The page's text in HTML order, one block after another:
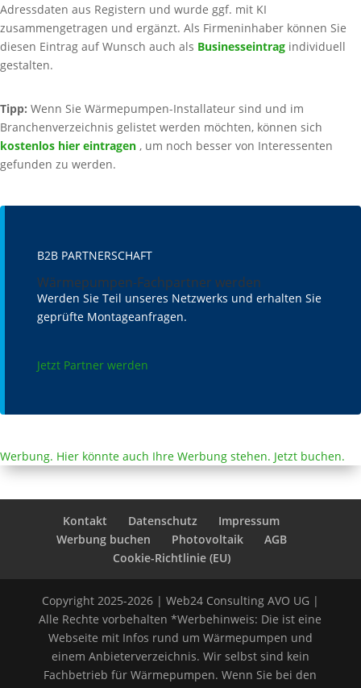
Adressdaten aus Registern und wurde ggf. mit KI
zusammengetragen und ergänzt. Als Firmeninhaber können Sie
diesen Eintrag auf Wunsch auch als Businesseintrag individuell
gestalten.
Tipp: Wenn Sie Wärmepumpen-Installateur sind und im
Branchenverzeichnis gelistet werden möchten, können sich
kostenlos hier eintragen , um noch besser von Interessenten
gefunden zu werden.
B2B PARTNERSCHAFT
Wärmepumpen-Fachpartner werden
Werden Sie Teil unseres Netzwerks und erhalten Sie
geprüfte Montageanfragen.
Jetzt Partner werden
Werbung. Hier könnte auch Ihre Werbung stehen. Jetzt buchen.
Kontakt Datenschutz
Impressum
Werbung buchen
Photovoltaik
AGB
Cookie-Richtlinie (EU)
Copyright 2025-2026 | Web24 Consulting AVO UG |
Alle Rechte vorbehalten *Werbehinweis: Die ist eine
Webseite mit Infos rund um Wärmepumpen und
einem Anbieterverzeichnis. Wir selbst sind kein
Fachbetrieb für Wärmepumpen. Wenn Sie bei den